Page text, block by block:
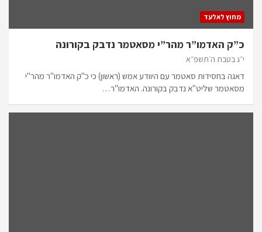
מחוץ לאלעד
כ”ק האדמו”ר מהר”י מסאטמר נדבק בקורונה
י״ג בטבת ה׳תשפ״א
דאגה בחסידות סאטמר עם היוודע אמש (ראשון) כי כ"ק האדמו"ר מהר"י
מסאטמר שליט"א נדבק בקורונה. האדמו"ר…